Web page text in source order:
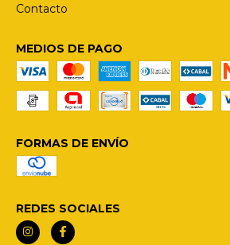
Contacto
MEDIOS DE PAGO
FORMAS DE ENVÍO
REDES SOCIALES